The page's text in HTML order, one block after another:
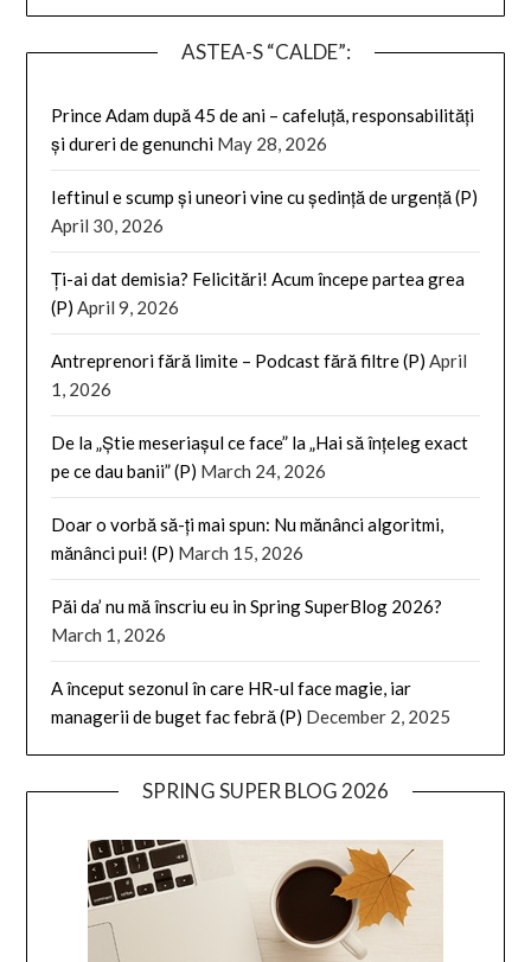
ASTEA-S “CALDE”:
Prince Adam după 45 de ani – cafeluță, responsabilități
și dureri de genunchi May 28, 2026
Ieftinul e scump și uneori vine cu ședință de urgență (P)
April 30, 2026
Ți-ai dat demisia? Felicitări! Acum începe partea grea
(P) April 9, 2026
Antreprenori fără limite – Podcast fără filtre (P) April
1, 2026
De la „Știe meseriașul ce face” la „Hai să înțeleg exact
pe ce dau banii” (P) March 24, 2026
Doar o vorbă să-ți mai spun: Nu mănânci algoritmi,
mănânci pui! (P) March 15, 2026
Păi da’ nu mă înscriu eu in Spring SuperBlog 2026?
March 1, 2026
A început sezonul în care HR-ul face magie, iar
managerii de buget fac febră (P) December 2, 2025
SPRING SUPER BLOG 2026